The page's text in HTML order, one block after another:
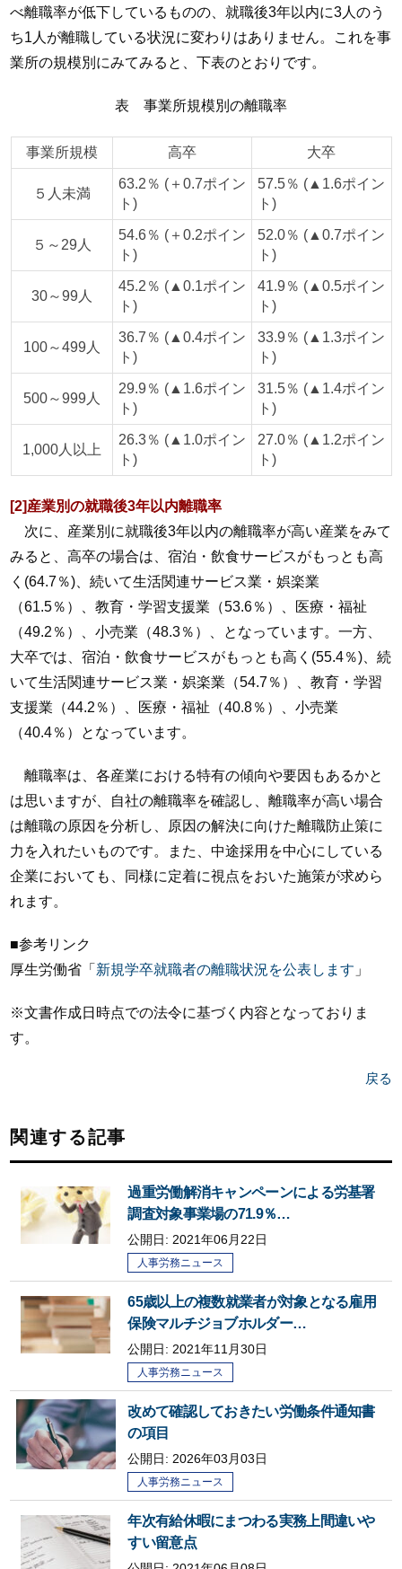
べ離職率が低下しているものの、就職後3年以内に3人のう
ち1人が離職している状況に変わりはありません。これを事
業所の規模別にみてみると、下表のとおりです。
表 事業所規模別の離職率
事業所規模 高卒 大卒
５人未満
63.2％ (＋0.7ポイン
ト)
57.5％ (▲1.6ポイン
ト)
５～29人
54.6％ (＋0.2ポイン
ト)
52.0％ (▲0.7ポイン
ト)
30～99人
45.2％ (▲0.1ポイン
ト)
41.9％ (▲0.5ポイン
ト)
100～499人
36.7％ (▲0.4ポイン
ト)
33.9％ (▲1.3ポイン
ト)
500～999人
29.9％ (▲1.6ポイン
ト)
31.5％ (▲1.4ポイン
ト)
1,000人以上
26.3％ (▲1.0ポイン
ト)
27.0％ (▲1.2ポイン
ト)
[2]産業別の就職後3年以内離職率
次に、産業別に就職後3年以内の離職率が高い産業をみて
みると、高卒の場合は、宿泊・飲食サービスがもっとも高
く(64.7％)、続いて生活関連サービス業・娯楽業
（61.5％）、教育・学習支援業（53.6％）、医療・福祉
（49.2％）、小売業（48.3％）、となっています。一方、
大卒では、宿泊・飲食サービスがもっとも高く(55.4％)、続
いて生活関連サービス業・娯楽業（54.7％）、教育・学習
支援業（44.2％）、医療・福祉（40.8％）、小売業
（40.4％）となっています。
離職率は、各産業における特有の傾向や要因もあるかと
は思いますが、自社の離職率を確認し、離職率が高い場合
は離職の原因を分析し、原因の解決に向けた離職防止策に
力を入れたいものです。また、中途採用を中心にしている
企業においても、同様に定着に視点をおいた施策が求めら
れます。
■参考リンク
厚生労働省「 新規学卒就職者の離職状況を公表します 」
※文書作成日時点での法令に基づく内容となっておりま
す。
戻る
関連する記事
過重労働解消キャンペーンによる労基署
調査対象事業場の71.9％…
公開日: 2021年06月22日
人事労務ニュース
65歳以上の複数就業者が対象となる雇用
保険マルチジョブホルダー…
公開日: 2021年11月30日
人事労務ニュース
改めて確認しておきたい労働条件通知書
の項目
公開日: 2026年03月03日
人事労務ニュース
年次有給休暇にまつわる実務上間違いや
すい留意点